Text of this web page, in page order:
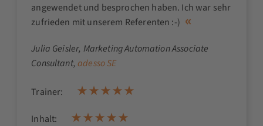
angewendet und besprochen haben. Ich war sehr
zufrieden mit unserem Referenten :-)
Julia Geisler, Marketing Automation Associate
Consultant,adesso SE
Trainer:
Inhalt: